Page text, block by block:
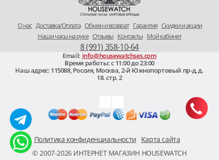
O нас Доставка/Оплата Обмен и возврат Гарантия Скидки и акции
Наши часы на руке Отзывы Контакты Мой кабинет
8 (991) 358-10-64
Политика конфиденциальности Карта сайта
Email: info@housewatchses.com
Время работы: c 11:00 до 23:00
Наш адрес: 115088, Россия, Москва 2-й Южнопортовый пр-д, д.
18. стр. 2
© 2007-2026 ИНТЕРНЕТ МАГАЗИН HOUSEWATCH